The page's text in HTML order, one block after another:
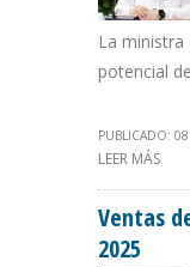
La
potencial
PUBLICADO:
LEER MÁS
Ventas
2025